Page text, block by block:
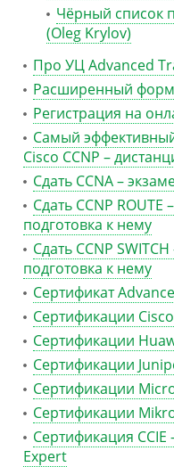
Чёрный список
(Oleg Krylov)
Про УЦ Advanced
Расширенный
Регистрация на
Самый
Cisco CCNP –
Сдать CCNA –
Сдать CCNP ROUTE
подготовка к нему
Сдать CCNP
подготовка к нему
Сертификат
Сертификации Cisco
Сертификации
Сертификации
Сертификации
Сертификации
Сертификация
Expert